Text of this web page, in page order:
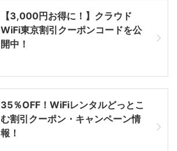
【3,000円お得に！】クラウド
WiFi東京割引クーポンコードを公
開中！
35％OFF！WiFiレンタルどっとこ
む割引クーポン・キャンペーン情
報！